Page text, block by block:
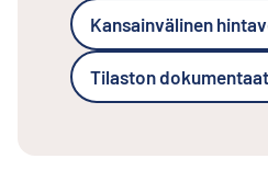
Kansainvälinen
Tilaston